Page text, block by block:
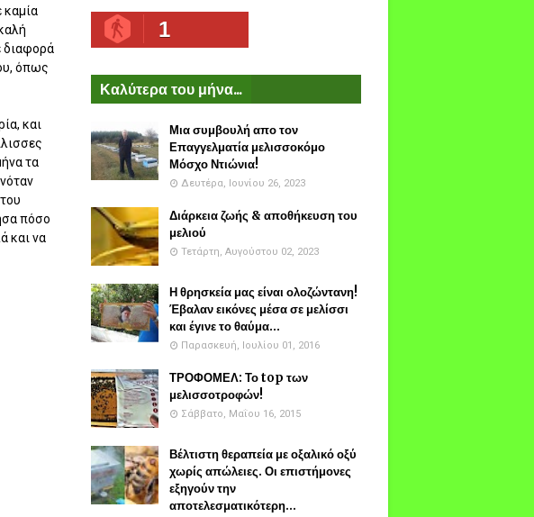
καμία
διαφορά
όπως
και
τα
πόσο
και να
1
Καλύτερα του μήνα...
Μια συμβουλή απο τον
Επαγγελματία μελισσοκόμο
Μόσχο Ντιώνια!
Δευτέρα, Ιουνίου 26, 2023
Διάρκεια ζωής & αποθήκευση του
μελιού
Τετάρτη, Αυγούστου 02, 2023
Η θρησκεία μας είναι ολοζώντανη!
Έβαλαν εικόνες μέσα σε μελίσσι
και έγινε το θαύμα...
Παρασκευή, Ιουλίου 01, 2016
ΤΡΟΦΟΜΕΛ: Το top των
μελισσοτροφών!
Σάββατο, Μαΐου 16, 2015
Βέλτιστη θεραπεία με οξαλικό οξύ
χωρίς απώλειες. Οι επιστήμονες
εξηγούν την
αποτελεσματικότερη...